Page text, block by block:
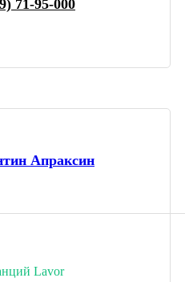
71-95-000
Апраксин
Lavor